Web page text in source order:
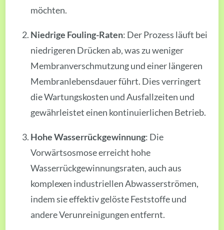
möchten.
Niedrige Fouling-Raten: Der Prozess läuft bei
niedrigeren Drücken ab, was zu weniger
Membranverschmutzung und einer längeren
Membranlebensdauer führt. Dies verringert
die Wartungskosten und Ausfallzeiten und
gewährleistet einen kontinuierlichen Betrieb.
Hohe Wasserrückgewinnung: Die
Vorwärtsosmose erreicht hohe
Wasserrückgewinnungsraten, auch aus
komplexen industriellen Abwasserströmen,
indem sie effektiv gelöste Feststoffe und
andere Verunreinigungen entfernt.